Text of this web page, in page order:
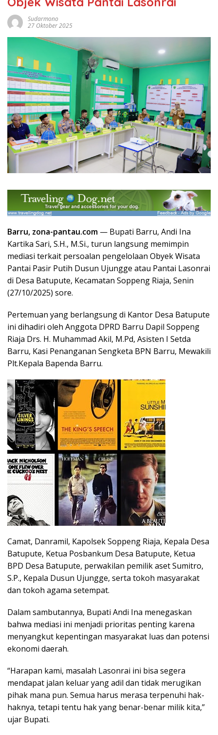
Sudarmono
27 Oktober 2025
Barru, zona-pantau.com — Bupati Barru, Andi Ina
Kartika Sari, S.H., M.Si., turun langsung memimpin
mediasi terkait persoalan pengelolaan Obyek Wisata
Pantai Pasir Putih Dusun Ujungge atau Pantai Lasonrai
di Desa Batupute, Kecamatan Soppeng Riaja, Senin
(27/10/2025) sore.
Pertemuan yang berlangsung di Kantor Desa Batupute
ini dihadiri oleh Anggota DPRD Barru Dapil Soppeng
Riaja Drs. H. Muhammad Akil, M.Pd, Asisten I Setda
Barru, Kasi Penanganan Sengketa BPN Barru, Mewakili
Plt.Kepala Bapenda Barru.
Camat, Danramil, Kapolsek Soppeng Riaja, Kepala Desa
Batupute, Ketua Posbankum Desa Batupute, Ketua
BPD Desa Batupute, perwakilan pemilik aset Sumitro,
S.P., Kepala Dusun Ujungge, serta tokoh masyarakat
dan tokoh agama setempat.
Dalam sambutannya, Bupati Andi Ina menegaskan
bahwa mediasi ini menjadi prioritas penting karena
menyangkut kepentingan masyarakat luas dan potensi
ekonomi daerah.
“Harapan kami, masalah Lasonrai ini bisa segera
mendapat jalan keluar yang adil dan tidak merugikan
pihak mana pun. Semua harus merasa terpenuhi hak-
haknya, tetapi tentu hak yang benar-benar milik kita,”
ujar Bupati.